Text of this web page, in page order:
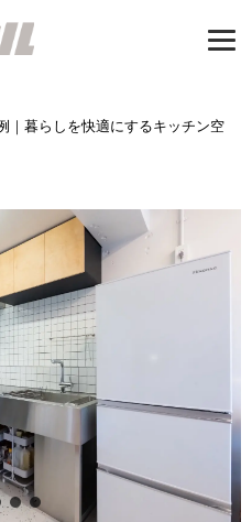
：00 定休日/日曜日
｜暮らしを快適にするキッチン空